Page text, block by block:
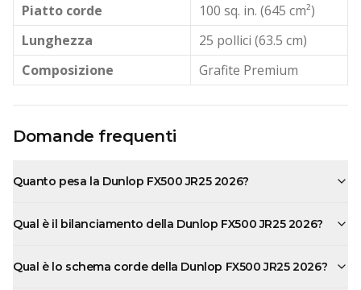
Piatto corde
100 sq. in. (645 cm²)
Lunghezza
25 pollici (63.5 cm)
Composizione
Grafite Premium
Domande frequenti
Quanto pesa la Dunlop FX500 JR25 2026?
Qual è il bilanciamento della Dunlop FX500 JR25 2026?
Qual è lo schema corde della Dunlop FX500 JR25 2026?